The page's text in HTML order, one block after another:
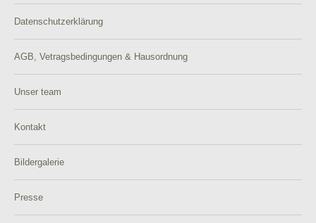
Datenschutzerklärung
AGB, Vetragsbedingungen & Hausordnung
Unser team
Kontakt
Bildergalerie
Presse